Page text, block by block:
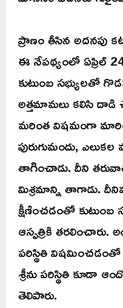
ప్రాణం తీసిన అదనపు
ఈ నేపథ్యంలో ఏప్రిల్
కుటుంబ సభ్యులతో
అత్తమామలు కలిసి దాడి
మరింత విషమంగా
పురుగుమందు,
తాగించాడు. దీని
మిశ్రమాన్ని తాగాడు.
క్షీణించడంతో
ఆస్పత్రికి తరలించారు.
పరిస్థితి
శ్రీను పరిస్థితి కూడా
తెలిపారు.